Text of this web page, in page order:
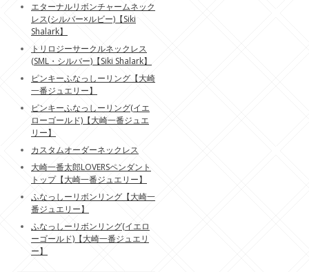
エターナルリボンチャームネック
レス(シルバー×ルビー)【Siki
Shalark】
トリロジーサークルネックレス
(SML・シルバー)【Siki Shalark】
ピンキーふなっしーリング【大崎
一番ジュエリー】
ピンキーふなっしーリング(イエ
ローゴールド)【大崎一番ジュエ
リー】
カスタムオーダーネックレス
大崎一番太郎LOVERSペンダント
トップ【大崎一番ジュエリー】
ふなっしーリボンリング【大崎一
番ジュエリー】
ふなっしーリボンリング(イエロ
ーゴールド)【大崎一番ジュエリ
ー】